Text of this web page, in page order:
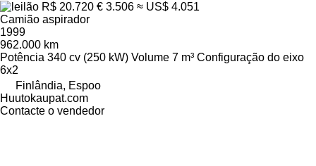
R$ 20.720 € 3.506 ≈ US$ 4.051
Camião aspirador
1999
962.000 km
Potência 340 cv (250 kW) Volume 7 m³ Configuração do eixo
6x2
Finlândia, Espoo
Huutokaupat.com
Contacte o vendedor